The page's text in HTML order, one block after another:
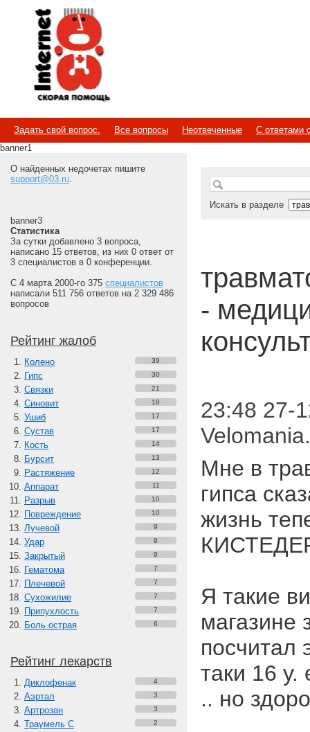
Internet
Скорая помощь
Задать свой вопрос. Все вопросы Неотвеченные
С ответами
banner1
О найденных недочетах пишите
support@03.ru.
banner3
Статистика
За сутки добавлено 3 вопроса,
написано 15 ответов, из них 0 ответ от
3 специалистов в 0 конференции.
С 4 марта 2000-го 375 специалистов
написали 511 756 ответов на 2 329 486
вопросов
Рейтинг жалоб
Колено 39
Гипс 30
Связки 21
Синовит 18
Ушиб 17
Сустав 17
Кость 14
Бурсит 13
Растяжение 12
Аппарат 11
Разрыв 10
Повреждение 10
Лучевой 9
Удар 9
Закрытый 9
Гематома 7
Плечевой 7
Сухожилие 7
Припухлость 7
Боль острая 6
Рейтинг лекарств
Диклофенак 4
Аэртал 3
Артрозан 3
Траумель С 2
Искать в разделе
-
23:48 27-
Мне в
гипса
жизнь
Я такие
магазине
посчитал
таки 16 у.
.. но